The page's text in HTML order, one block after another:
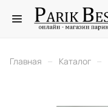
Главная – Каталог –